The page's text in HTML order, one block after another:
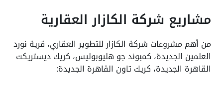
مشاريع شركة الكازار العقارية
من أهم مشروعات شركة الكازار للتطوير العقاري، قرية نورد
العلمين الجديدة، كمبوند جو هليوبوليس، كريك ديستريكت
القاهرة الجديدة، كريك تاون القاهرة الجديدة: